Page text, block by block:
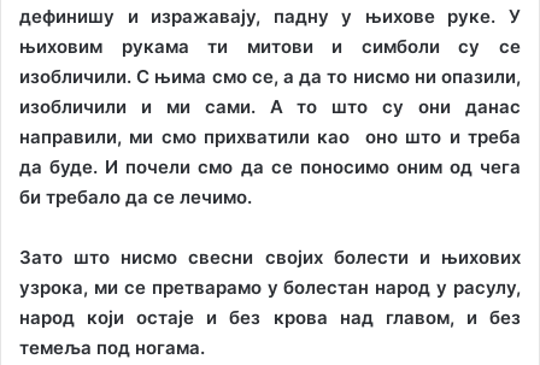
дефинишу и изражавају, падну у њихове руке. У
њиховим рукама ти митови и симболи су се
изобличили. С њима смо се, а да то нисмо ни опазили,
изобличили и ми сами. А то што су они данас
направили, ми смо прихватили као оно што и треба
да буде. И почели смо да се поносимо оним од чега
би требало да се лечимо.
Зато што нисмо свесни својих болести и њихових
узрока, ми се претварамо у болестан народ у расулу,
народ који остаје и без крова над главом, и без
темеља под ногама.